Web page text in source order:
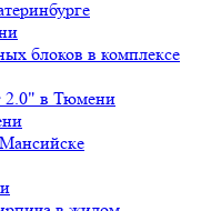
блоков в комплексе
2.0" в Тюмени